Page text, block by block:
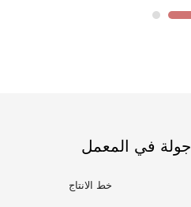
جولة في المعمل
خط الانتاج